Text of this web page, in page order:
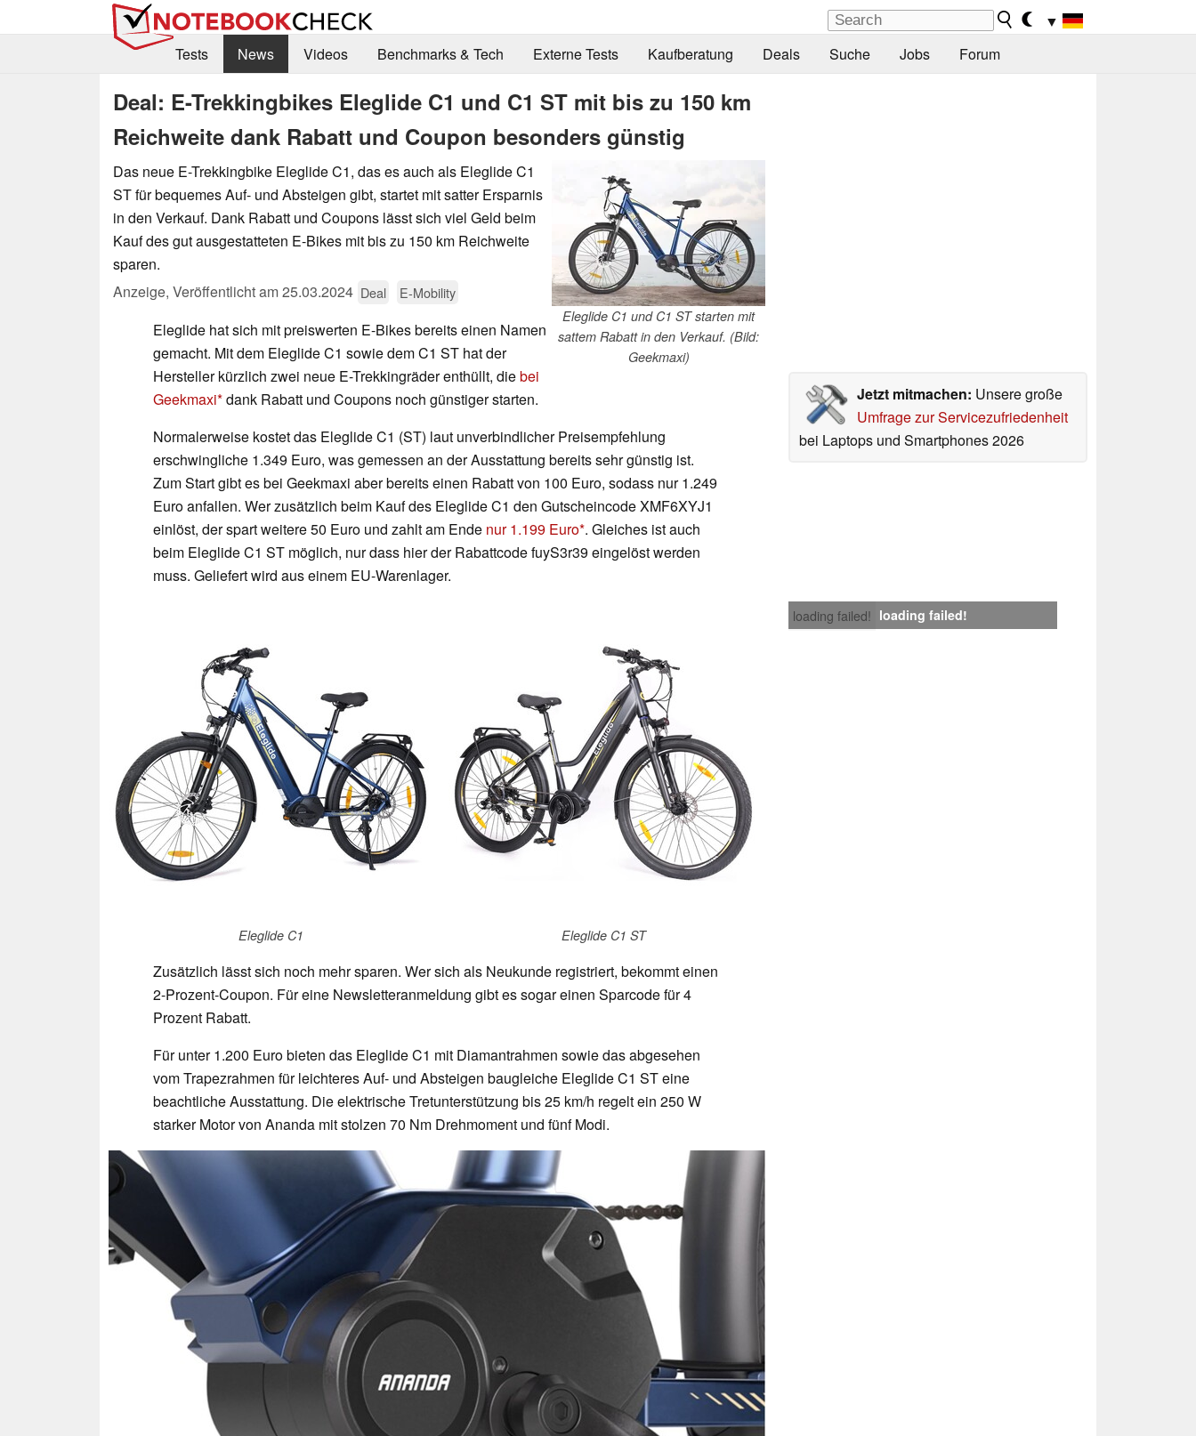
▼
Tests
News Videos Benchmarks & Tech Externe Tests Kaufberatung Deals Suche Jobs Forum
Deal: E-Trekkingbikes Eleglide C1 und C1 ST mit bis zu 150 km
Reichweite dank Rabatt und Coupon besonders günstig
Eleglide C1 und C1 ST starten mit
sattem Rabatt in den Verkauf. (Bild:
Geekmaxi)
Das neue E-Trekkingbike Eleglide C1, das es auch als Eleglide C1
ST für bequemes Auf- und Absteigen gibt, startet mit satter Ersparnis
in den Verkauf. Dank Rabatt und Coupons lässt sich viel Geld beim
Kauf des gut ausgestatteten E-Bikes mit bis zu 150 km Reichweite
sparen.
Anzeige, Veröffentlicht am25.03.2024 Deal E-Mobility
Jetzt mitmachen: Unsere große
Umfrage zur Servicezufriedenheit
bei Laptops und Smartphones 2026
Eleglide hat sich mit preiswerten E-Bikes bereits einen Namen
gemacht. Mit dem Eleglide C1 sowie dem C1 ST hat der
Hersteller kürzlich zwei neue E-Trekkingräder enthüllt, diebei
Geekmaxi dank Rabatt und Coupons noch günstiger starten.
Normalerweise kostet das Eleglide C1 (ST) laut unverbindlicher Preisempfehlung
erschwingliche 1.349 Euro, was gemessen an der Ausstattung bereits sehr günstig ist.
Zum Start gibt es bei Geekmaxi aber bereits einen Rabatt von 100 Euro, sodass nur 1.249
Euro anfallen. Wer zusätzlich beim Kauf des Eleglide C1 den Gutscheincode XMF6XYJ1
einlöst, der spart weitere 50 Euro und zahlt am Ende nur 1.199 Euro . Gleiches ist auch
beim Eleglide C1 ST möglich, nur dass hier der Rabattcode fuyS3r39 eingelöst werden
muss. Geliefert wird aus einem EU-Warenlager.
loading failed! loading failed!
Eleglide C1 Eleglide C1 ST
Zusätzlich lässt sich noch mehr sparen. Wer sich als Neukunde registriert, bekommt einen
2-Prozent-Coupon. Für eine Newsletteranmeldung gibt es sogar einen Sparcode für 4
Prozent Rabatt.
Für unter 1.200 Euro bieten das Eleglide C1 mit Diamantrahmen sowie das abgesehen
vom Trapezrahmen für leichteres Auf- und Absteigen baugleiche Eleglide C1 ST eine
beachtliche Ausstattung. Die elektrische Tretunterstützung bis 25 km/h regelt ein 250 W
starker Motor von Ananda mit stolzen 70 Nm Drehmoment und fünf Modi.